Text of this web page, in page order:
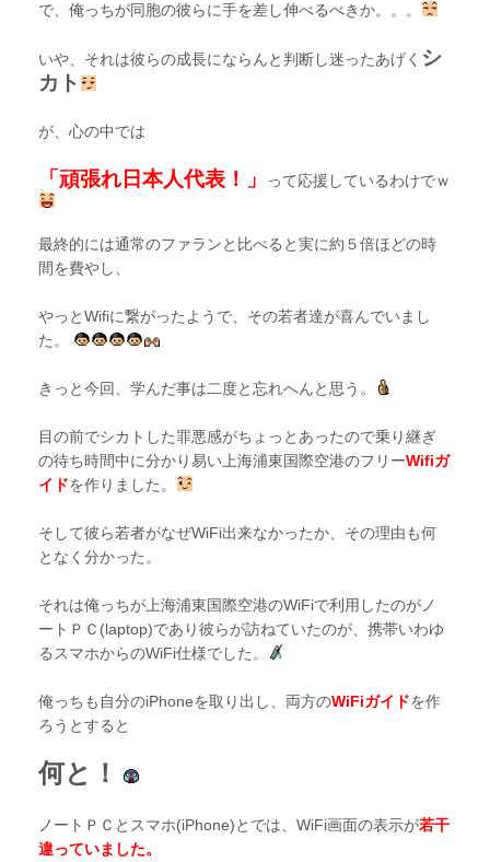
で、俺っちが同胞の彼らに手を差し伸べるべきか。。。
いや、それは彼らの成長にならんと判断し迷ったあげく シ
カト
が、心の中では
「頑張れ日本人代表！」 って応援しているわけでｗ
最終的には通常のファランと比べると実に約５倍ほどの時
間を費やし、
やっとWifiに繋がったようで、その若者達が喜んでいまし
た。
きっと今回、学んだ事は二度と忘れへんと思う。
目の前でシカトした罪悪感がちょっとあったので乗り継ぎ
の待ち時間中に分かり易い上海浦東国際空港のフリーWifiガ
イドを作りました。
そして彼ら若者がなぜWiFi出来なかったか、その理由も何
となく分かった。
それは俺っちが上海浦東国際空港のWiFiで利用したのがノ
ートＰＣ(laptop)であり彼らが訪ねていたのが、携帯いわゆ
るスマホからのWiFi仕様でした。
俺っちも自分のiPhoneを取り出し、両方のWiFiガイドを作
ろうとすると
何と！
ノートＰＣとスマホ(iPhone)とでは、WiFi画面の表示が若干
違っていました。